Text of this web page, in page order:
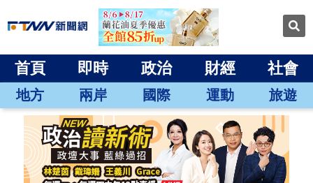
首頁 即時 政治 財經 社會
地方 兩岸 國際 運動 旅遊